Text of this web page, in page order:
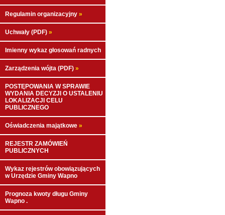
Regulamin organizacyjny »
Uchwały (PDF) »
Imienny wykaz głosowań radnych
Zarządzenia wójta (PDF) »
POSTĘPOWANIA W SPRAWIE
WYDANIA DECYZJI O USTALENIU
LOKALIZACJI CELU
PUBLICZNEGO
Oświadczenia majątkowe »
REJESTR ZAMÓWIEŃ
PUBLICZNYCH
Wykaz rejestrów obowiązujących
w Urzędzie Gminy Wapno
Prognoza kwoty długu Gminy
Wapno .